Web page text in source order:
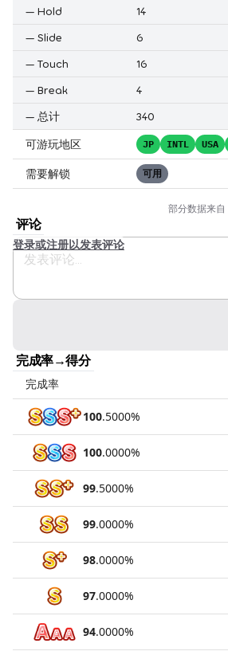
— Hold
14
— Slide
6
— Touch
16
— Break
4
— 总计 340
可游玩地区 JP INTL USA
需要解锁 可用
部分数据来自
评论
登录或注册以发表评论
完成率→得分
完成率
100.5000%
100.0000%
99.5000%
99.0000%
98.0000%
97.0000%
94.0000%